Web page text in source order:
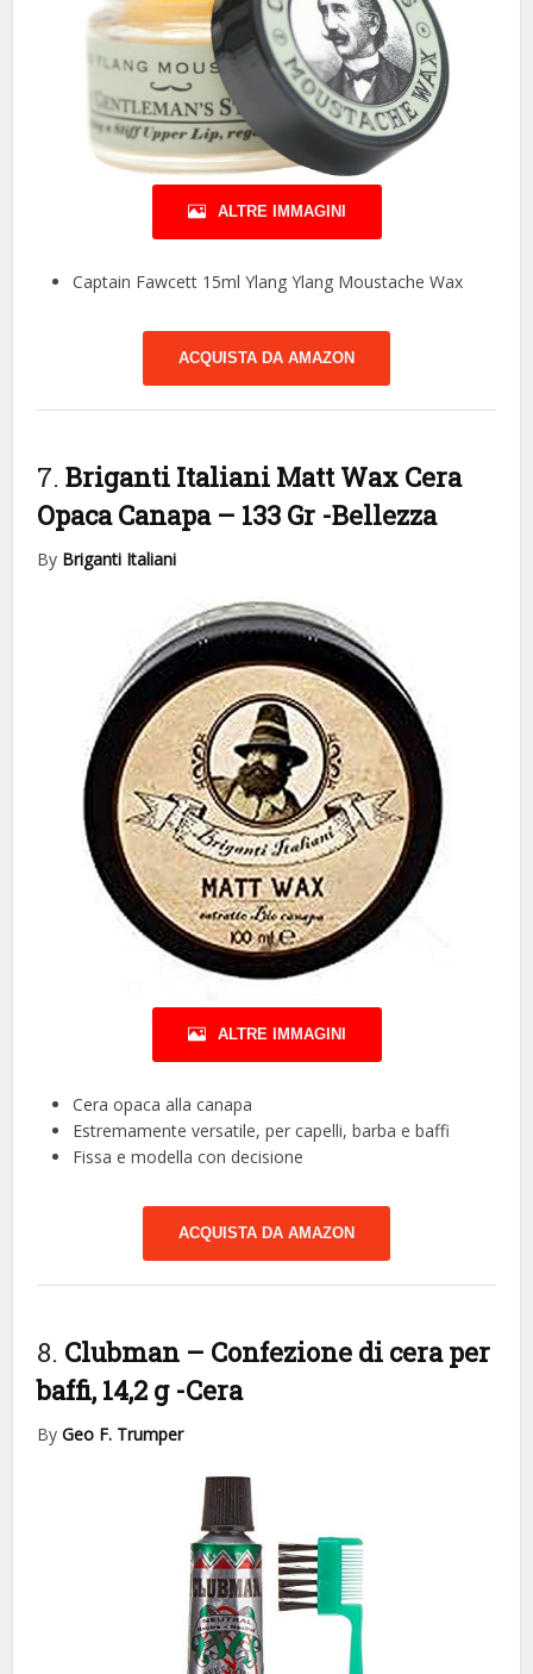
ALTRE IMMAGINI
Captain Fawcett 15ml Ylang Ylang Moustache Wax
ACQUISTA DA AMAZON
7.Briganti Italiani Matt Wax Cera
Opaca Canapa – 133 Gr -Bellezza
By Briganti Italiani
ALTRE IMMAGINI
Cera opaca alla canapa
Estremamente versatile, per capelli, barba e baffi
Fissa e modella con decisione
ACQUISTA DA AMAZON
8. Clubman – Confezione di cera per
baffi, 14,2 g -Cera
ByGeo F. Trumper